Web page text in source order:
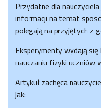
Przydatne dla
informacji na temat
polegają na przyjętych z
Eksperymenty wydają
nauczaniu fizyki uczniów
Artykuł zachęca
jak: